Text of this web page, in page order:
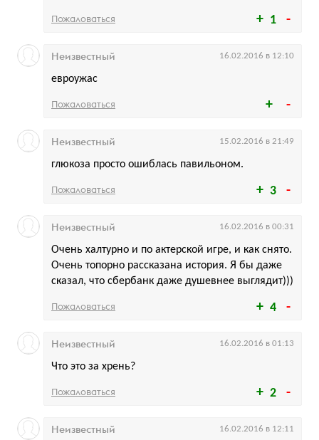
1
Пожаловаться
евроужас
Неизвестный 16.02.2016 в 12:10
Пожаловаться
3
глюкоза просто ошиблась павильоном.
Неизвестный 15.02.2016 в 21:49
Пожаловаться
4
Очень халтурно и по актерской игре, и как снято.
Очень топорно рассказана история. Я бы даже
сказал, что сбербанк даже душевнее выглядит)))
Неизвестный 16.02.2016 в 00:31
Пожаловаться
2
Что это за хрень?
Неизвестный 16.02.2016 в 01:13
Пожаловаться
Неизвестный 16.02.2016 в 12:11